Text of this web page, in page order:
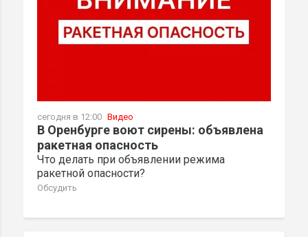
сегодня в 12:00 Видео
В Оренбурге воют сирены: объявлена
ракетная опасность
Что делать при объявлении режима
ракетной опасности?
Обсудить